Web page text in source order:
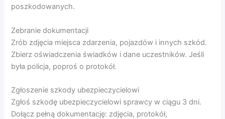
poszkodowanych.
Zebranie dokumentacji
Zrób zdjęcia miejsca zdarzenia, pojazdów i innych szkód.
Zbierz oświadczenia świadków i dane uczestników. Jeśli
była policja, poproś o protokół.
Zgłoszenie szkody ubezpieczycielowi
Zgłoś szkodę ubezpieczycielowi sprawcy w ciągu 3 dni.
Dołącz pełną dokumentację: zdjęcia, protokół,